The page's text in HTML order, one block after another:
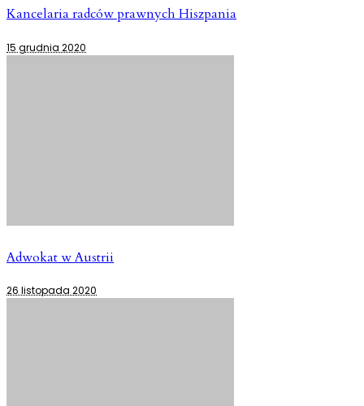
Kancelaria radców prawnych Hiszpania
15 grudnia 2020
Adwokat w Austrii
26 listopada 2020